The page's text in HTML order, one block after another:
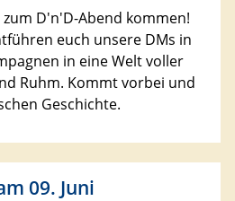
D'n'D-Abend kommen!
euch unsere DMs in
in eine Welt voller
Ruhm. Kommt vorbei und
Geschichte.
09. Juni